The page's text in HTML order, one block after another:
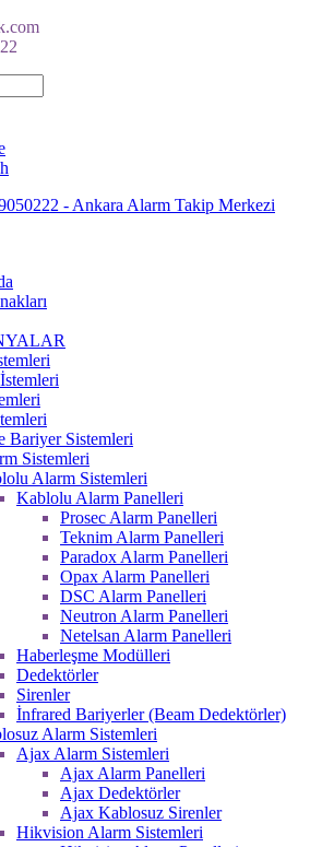
Bariyer Sistemleri
Sistemleri
Alarm Sistemleri
Kablolu Alarm Panelleri
Prosec Alarm Panelleri
Teknim Alarm Panelleri
Paradox Alarm Panelleri
Opax Alarm Panelleri
DSC Alarm Panelleri
Neutron Alarm Panelleri
Netelsan Alarm Panelleri
Haberleşme Modülleri
Dedektörler
Sirenler
İnfrared Bariyerler (Beam Dedektörler)
Alarm Sistemleri
Ajax Alarm Sistemleri
Ajax Alarm Panelleri
Ajax Dedektörler
Ajax Kablosuz Sirenler
Hikvision Alarm Sistemleri